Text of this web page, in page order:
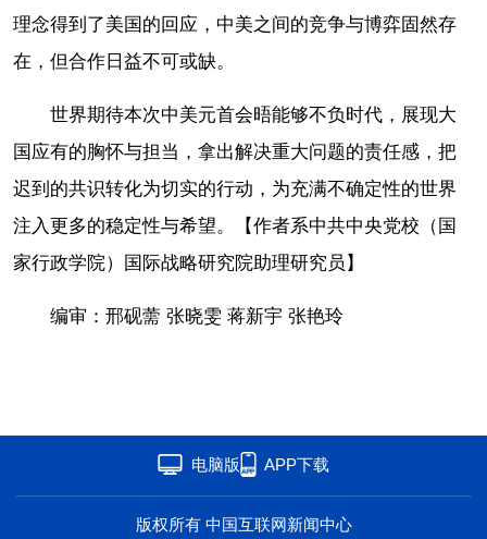
理念得到了美国的回应，中美之间的竞争与博弈固然存
在，但合作日益不可或缺。
世界期待本次中美元首会晤能够不负时代，展现大
国应有的胸怀与担当，拿出解决重大问题的责任感，把
迟到的共识转化为切实的行动，为充满不确定性的世界
注入更多的稳定性与希望。【作者系中共中央党校（国
家行政学院）国际战略研究院助理研究员】
编审：邢砚薷 张晓雯 蒋新宇 张艳玲
电脑版 APP下载
版权所有 中国互联网新闻中心